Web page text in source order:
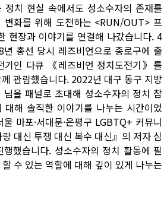
정치 현실 속에서도 성소수자의 존재를
변화를 위해 도전하는 <RUN/OUT> 프
현장과 이야기를 연결해 나갔습니다. 4
총선 당시 레즈비언으로 종로구에 출
기인 다큐 《레즈비언 정치도전기》를
관람했습니다. 2022년 대구 동구 지방
을 패널로 초대해 성소수자의 정치 참
대해 솔직한 이야기를 나누는 시간이었
마포·서대문·은평구 LGBTQ+ 커뮤니
대신 투쟁 대신 복수 대신』의 저자 심
했습니다. 성소수자의 정치 활동에 필
수 있는 역할에 대해 깊이 있게 나누는